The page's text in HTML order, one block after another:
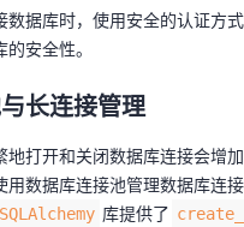
数据库时，使用安全的认证方
安全性。
长连接管理
地打开和关闭数据库连接会增
用数据库连接池管理数据库连
SQLAlchemy 库提供了